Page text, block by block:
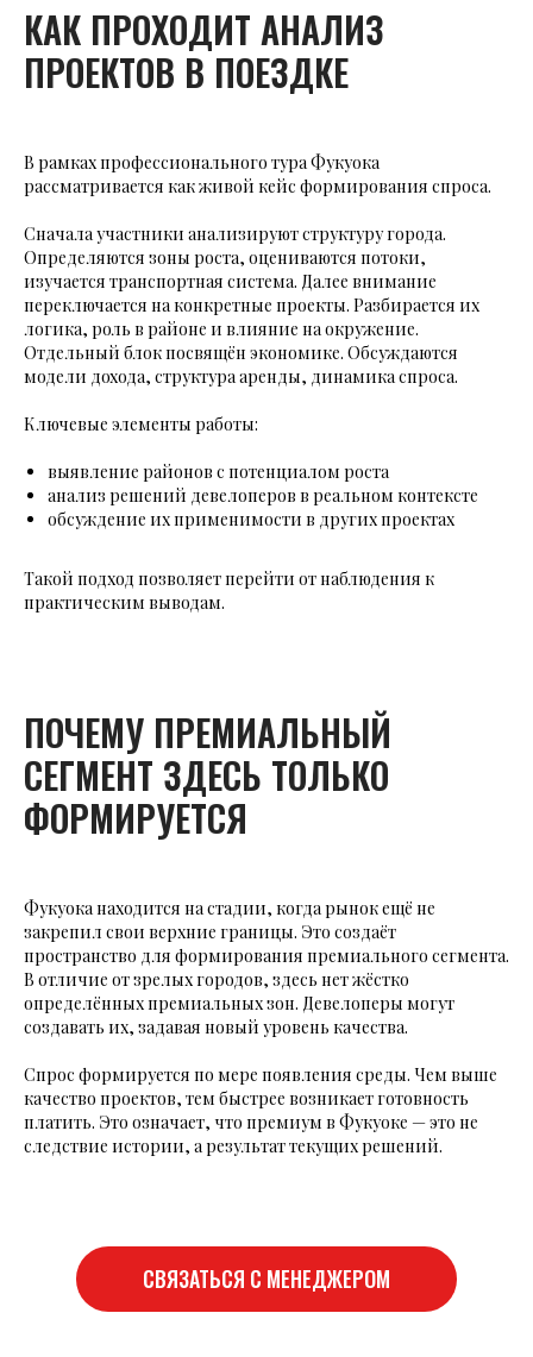
КАК ПРОХОДИТ АНАЛИЗ
ПРОЕКТОВ В ПОЕЗДКЕ
В рамках профессионального тура Фукуока
рассматривается как живой кейс формирования спроса.
Сначала участники анализируют структуру города.
Определяются зоны роста, оцениваются потоки,
изучается транспортная система. Далее внимание
переключается на конкретные проекты. Разбирается их
логика, роль в районе и влияние на окружение.
Отдельный блок посвящён экономике. Обсуждаются
модели дохода, структура аренды, динамика спроса.
Ключевые элементы работы:
выявление районов с потенциалом роста
анализ решений девелоперов в реальном контексте
обсуждение их применимости в других проектах
Такой подход позволяет перейти от наблюдения к
практическим выводам.
ПОЧЕМУ ПРЕМИАЛЬНЫЙ
СЕГМЕНТ ЗДЕСЬ ТОЛЬКО
ФОРМИРУЕТСЯ
Фукуока находится на стадии, когда рынок ещё не
закрепил свои верхние границы. Это создаёт
пространство для формирования премиального сегмента.
В отличие от зрелых городов, здесь нет жёстко
определённых премиальных зон. Девелоперы могут
создавать их, задавая новый уровень качества.
Спрос формируется по мере появления среды. Чем выше
качество проектов, тем быстрее возникает готовность
платить. Это означает, что премиум в Фукуоке — это не
следствие истории, а результат текущих решений.
СВЯЗАТЬСЯ С МЕНЕДЖЕРОМ